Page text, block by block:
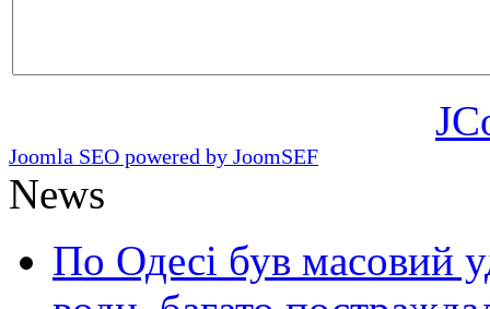
Joomla SEO powered by JoomSEF
News
По Одесі був масовий